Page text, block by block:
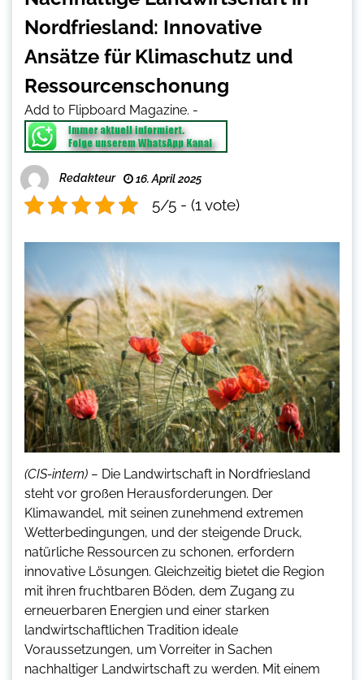
Nordfriesland: Innovative
Ansätze für Klimaschutz und
Ressourcenschonung
Add to Flipboard Magazine. -
Redakteur 16. April 2025
5/5 - (1 vote)
(CIS-intern) – Die Landwirtschaft in Nordfriesland
steht vor großen Herausforderungen. Der
Klimawandel, mit seinen zunehmend extremen
Wetterbedingungen, und der steigende Druck,
natürliche Ressourcen zu schonen, erfordern
innovative Lösungen. Gleichzeitig bietet die Region
mit ihren fruchtbaren Böden, dem Zugang zu
erneuerbaren Energien und einer starken
landwirtschaftlichen Tradition ideale
Voraussetzungen, um Vorreiter in Sachen
nachhaltiger Landwirtschaft zu werden. Mit einem